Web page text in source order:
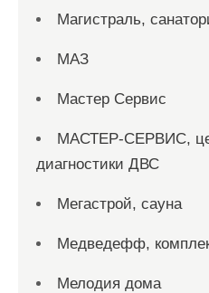
Магистраль,
МАЗ
Мастер Сервис
МАСТЕР-СЕРВИС,
диагностики ДВС
Мегастрой, сауна
Медведефф,
Мелодия дома